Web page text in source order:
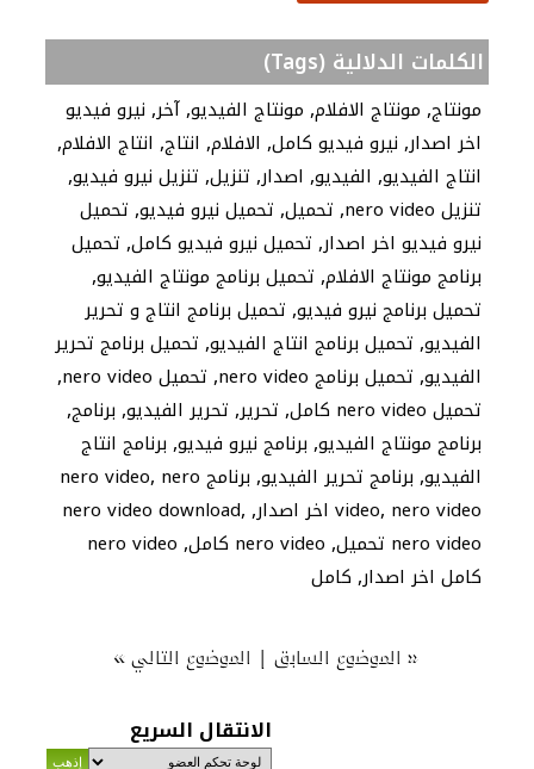
الكلمات الدلالية (Tags)
مونتاج, مونتاج الافلام, مونتاج الفيديو,آخر, نيرو فيديو
اخر اصدار, نيرو فيديو كامل, الافلام, انتاج, انتاج الافلام,
انتاج الفيديو, الفيديو, اصدار, تنزيل, تنزيل نيرو فيديو,
تنزيل nero video , تحميل, تحميل نيرو فيديو, تحميل
نيرو فيديو اخر اصدار, تحميل نيرو فيديو كامل, تحميل
برنامج مونتاج الافلام, تحميل برنامج مونتاج الفيديو,
تحميل برنامج نيرو فيديو, تحميل برنامج انتاج و تحرير
الفيديو, تحميل برنامج انتاج الفيديو, تحميل برنامج تحرير
الفيديو, تحميل برنامج nero video , تحميل nero video ,
تحميل nero video كامل , تحرير, تحرير الفيديو, برنامج,
برنامج مونتاج الفيديو, برنامج نيرو فيديو, برنامج انتاج
الفيديو, برنامج تحرير الفيديو, برنامج nero video , nero
video, nero video اخر اصدار ,
nero video download,
nero video تحميل , nero video كامل ,
nero video
كامل اخر اصدار, كامل
« الموضوع السابق| الموضوع التالي»
الانتقال السريع